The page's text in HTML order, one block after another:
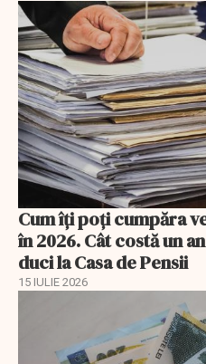
Cum îți poți cumpăra
în 2026. Cât costă un
duci la Casa de Pensii
15 IULIE 2026